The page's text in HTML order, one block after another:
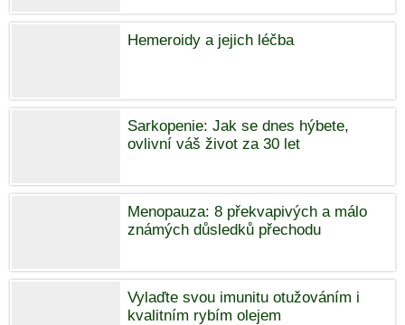
Hemeroidy a jejich léčba
Sarkopenie: Jak se dnes hýbete,
ovlivní váš život za 30 let
Menopauza: 8 překvapivých a málo
známých důsledků přechodu
Vylaďte svou imunitu otužováním i
kvalitním rybím olejem